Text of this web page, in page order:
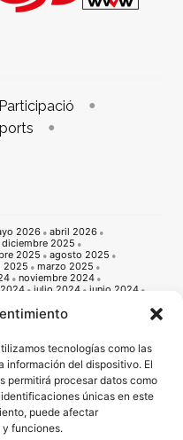
tecnologías como las
información del dispositivo. El
permitirá procesar datos como
únicas en este
puede afectar
funciones.
Participació
2026
abril 2026
diciembre 2025
2025
agosto 2025
2025
marzo 2025
noviembre 2024
julio 2024
junio 2024
2023
septiembre 2023
2022
agosto 2022
2022
marzo 2022
noviembre 2021
julio 2021
junio 2021
2021
enero 2021
2020
abril 2020
diciembre 2019